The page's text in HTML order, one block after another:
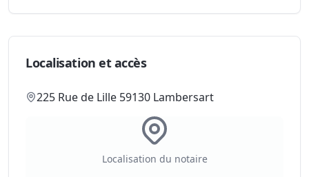
Localisation et accès
225 Rue de Lille 59130 Lambersart
Localisation du notaire